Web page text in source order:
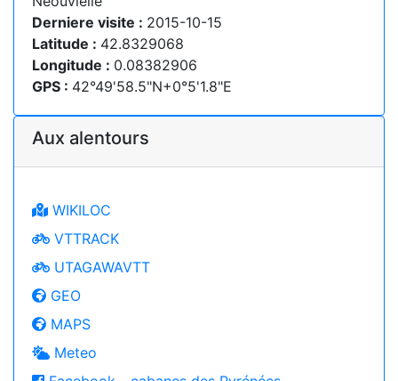
Derniere visite : 2015-10-15
Latitude : 42.8329068
Longitude : 0.08382906
GPS : 42°49'58.5"N+0°5'1.8"E
Aux alentours
WIKILOC
VTTRACK
UTAGAWAVTT
GEO
MAPS
Meteo